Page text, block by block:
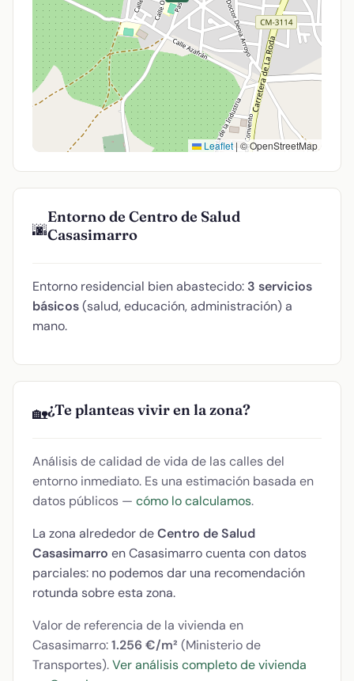
Leaflet | © OpenStreetMap
🌆
Entorno de Centro de Salud
Casasimarro
Entorno residencial bien abastecido: 3 servicios
básicos(salud, educación, administración) a
mano.
🏡¿Te planteas vivir en la zona?
Análisis de calidad de vida de las calles del
entorno inmediato. Es una estimación basada en
datos públicos — cómo lo calculamos.
La zona alrededor deCentro de Salud
Casasimarro en Casasimarro cuenta con datos
parciales: no podemos dar una recomendación
rotunda sobre esta zona.
Valor de referencia de la vivienda en
Casasimarro:1.256 €/m² (Ministerio de
Transportes).Ver análisis completo de vivienda